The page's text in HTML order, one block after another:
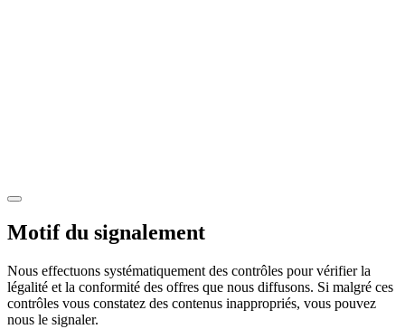
Motif du signalement
Nous effectuons systématiquement des contrôles pour vérifier la
légalité et la conformité des offres que nous diffusons. Si malgré ces
contrôles vous constatez des contenus inappropriés, vous pouvez
nous le signaler.